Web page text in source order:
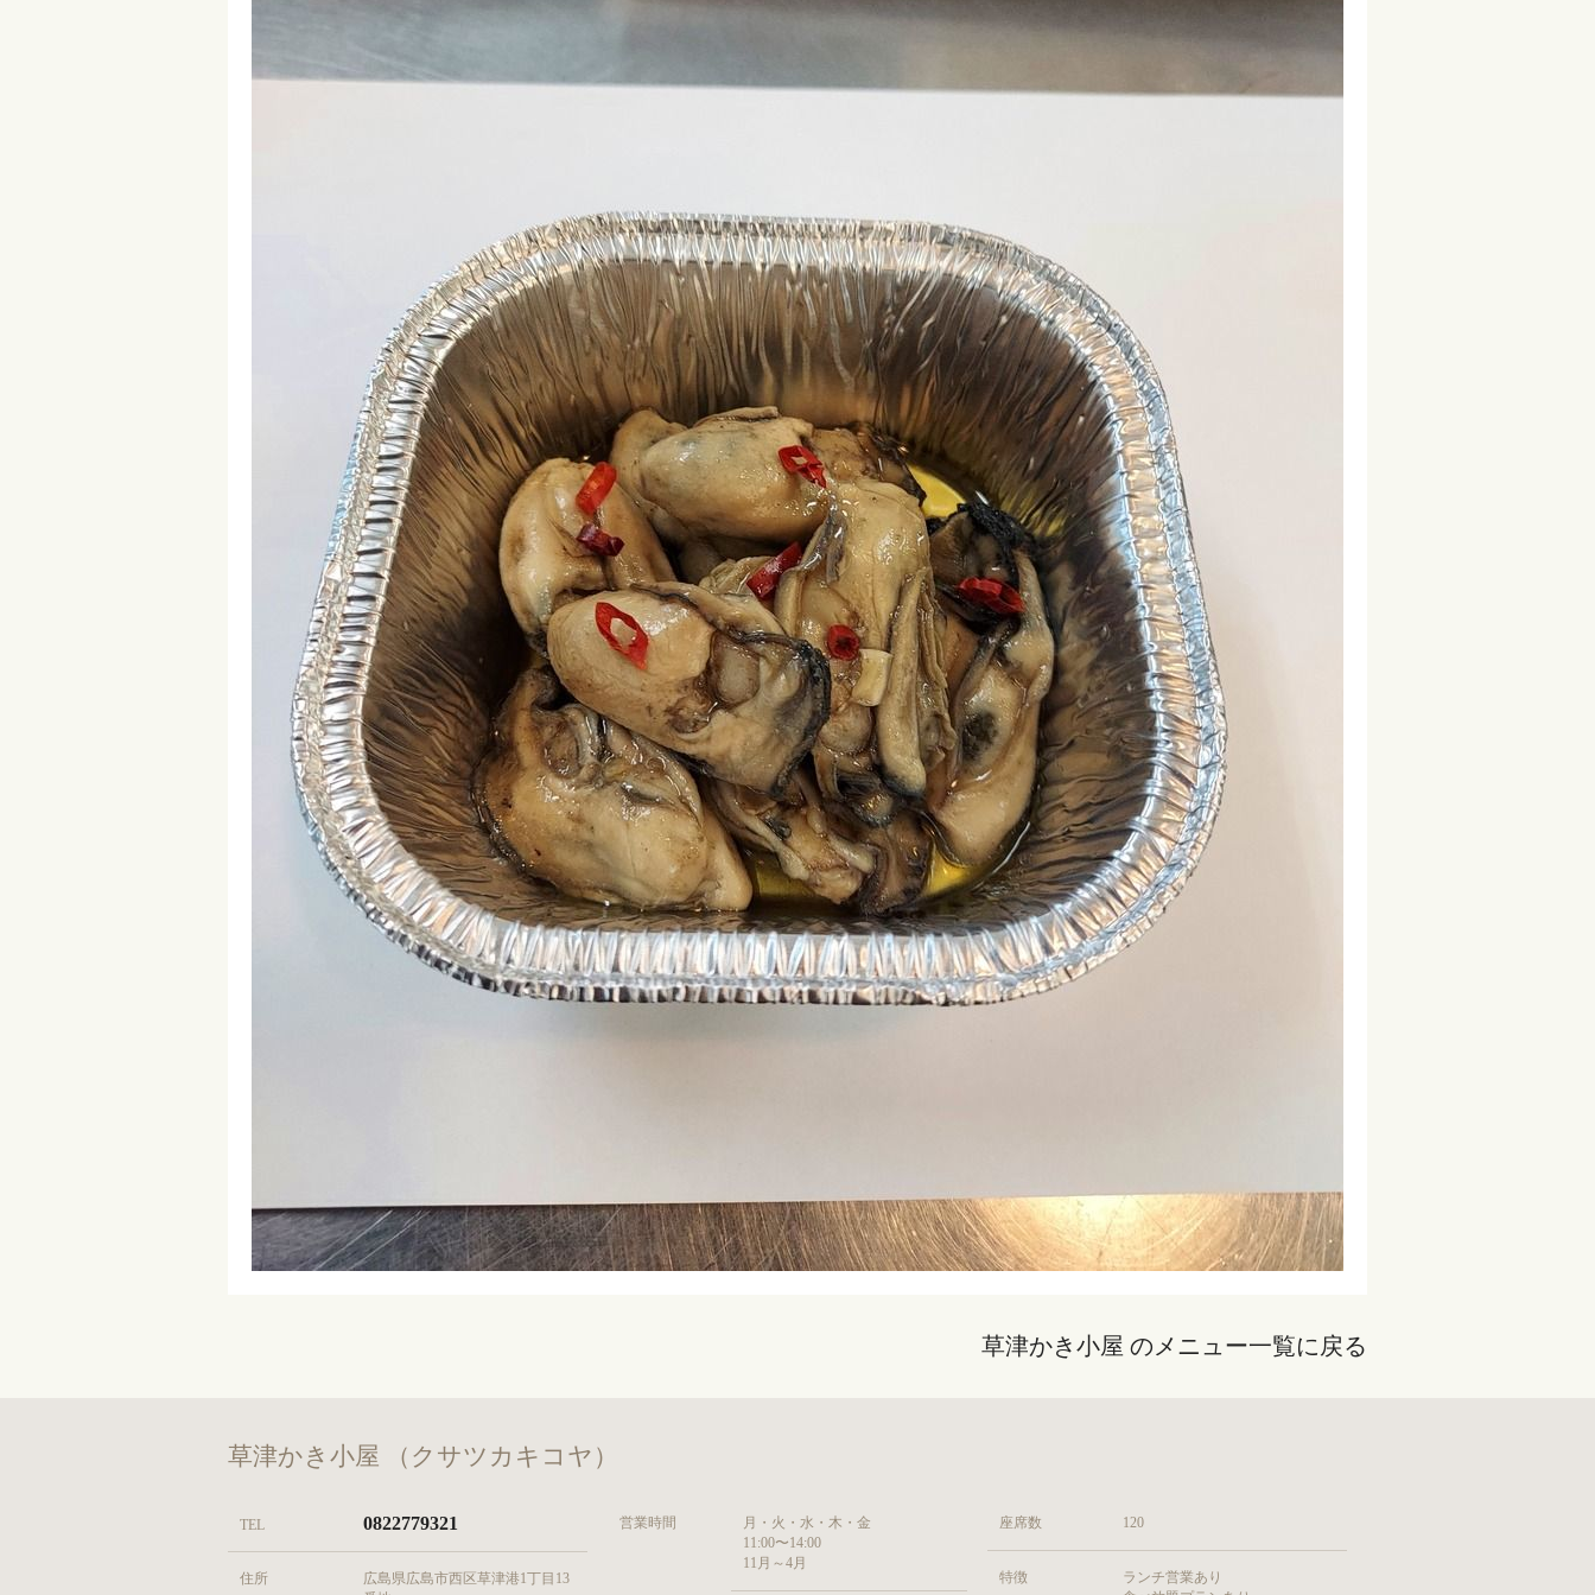
草津かき小屋 のメニュー一覧に戻る
草津かき小屋 （クサツカキコヤ）
TEL 0822779321
住所
広島県広島市西区草津港1丁目13
営業時間
月・火・水・木・金
11:00〜14:00
11月～4月
座席数 120
特徴
ランチ営業あり